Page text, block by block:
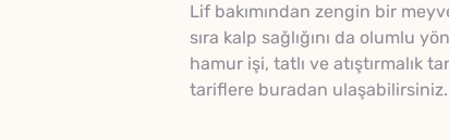
Lif bakımından zengin bir
sıra kalp sağlığını da olumlu
hamur işi, tatlı ve atıştırmalık
tariflere buradan ulaşabilirsiniz.